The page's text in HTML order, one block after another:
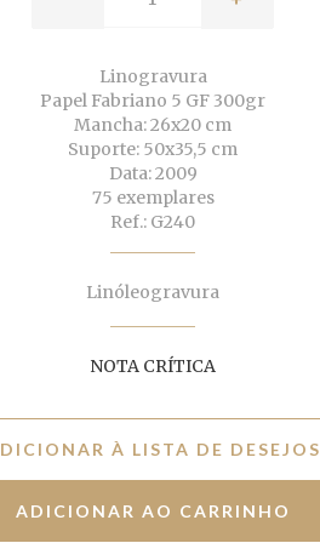
Linogravura
Papel Fabriano 5 GF 300gr
Mancha: 26x20 cm
Suporte: 50x35,5 cm
Data: 2009
75 exemplares
Ref.: G240
Linóleogravura
NOTA CRÍTICA
À LISTA DE DESEJOS